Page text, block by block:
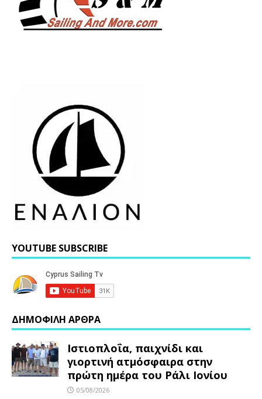
YOUTUBE SUBSCRIBE
ΔΗΜΟΦΙΛΗ ΑΡΘΡΑ
Ιστιοπλοΐα, παιχνίδι και
γιορτινή ατμόσφαιρα στην
πρώτη ημέρα του Ράλι Ιονίου
05/08/2026